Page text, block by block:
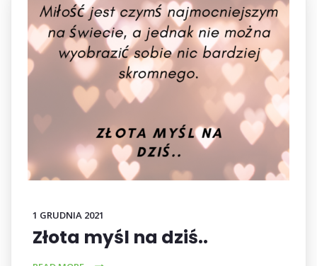
1 GRUDNIA 2021
Złota myśl na dziś..